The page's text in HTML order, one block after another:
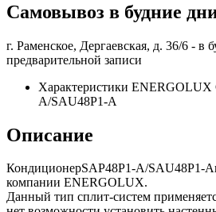
Самовывоз в будние
г. Раменское, Дергаевская, д. 36/6 - в
предварительной записи
Характеристики
A/SAU48P1-A
Описание
КондиционерSAP48P1-A/SAU48P1-
компании ENERGOLUX.
Данный тип сплит-систем